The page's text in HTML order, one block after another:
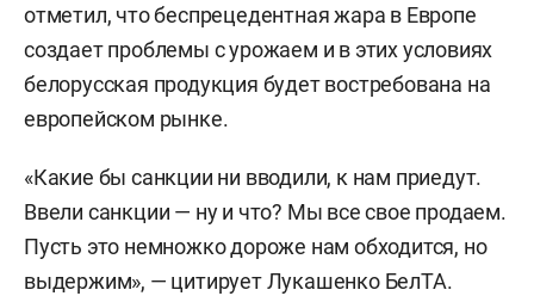
отметил, что беспрецедентная жара в Европе
создает проблемы с урожаем и в этих условиях
белорусская продукция будет востребована на
европейском рынке.
«Какие бы санкции ни вводили, к нам приедут.
Ввели санкции — ну и что? Мы все свое продаем.
Пусть это немножко дороже нам обходится, но
выдержим», — цитирует Лукашенко БелТА.